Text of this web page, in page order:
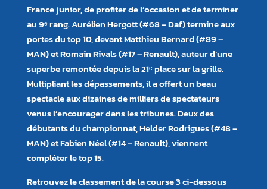
France junior, de profiter de l’occasion et de terminer
au 9ᵉ rang. Aurélien Hergott (#68 – Daf) termine aux
portes du top 10, devant Matthieu Bernard (#89 –
MAN) et Romain Rivals (#17 – Renault), auteur d’une
superbe remontée depuis la 21ᵉ place sur la grille.
Multipliant les dépassements, il a offert un beau
spectacle aux dizaines de milliers de spectateurs
venus l’encourager dans les tribunes. Deux des
débutants du championnat, Helder Rodrigues (#48 –
MAN) et Fabien Néel (#14 – Renault), viennent
compléter le top 15.
Retrouvez le classement de la course 3 ci-dessous